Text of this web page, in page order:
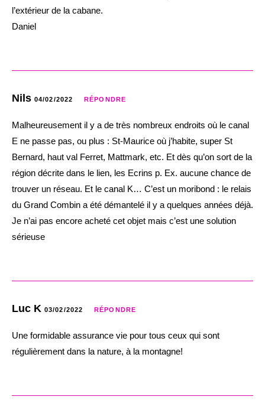
l’extérieur de la cabane.
Daniel
Nils 04/02/2022 RÉPONDRE
Malheureusement il y a de très nombreux endroits où le canal
E ne passe pas, ou plus : St-Maurice où j’habite, super St
Bernard, haut val Ferret, Mattmark, etc. Et dès qu’on sort de la
région décrite dans le lien, les Ecrins p. Ex. aucune chance de
trouver un réseau. Et le canal K… C’est un moribond : le relais
du Grand Combin a été démantelé il y a quelques années déjà.
Je n’ai pas encore acheté cet objet mais c’est une solution
sérieuse
Luc K 03/02/2022 RÉPONDRE
Une formidable assurance vie pour tous ceux qui sont
régulièrement dans la nature, à la montagne!